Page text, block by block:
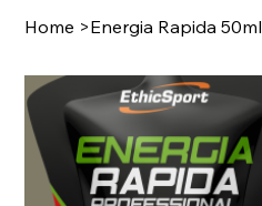
Home >Energia Rapida 50ml